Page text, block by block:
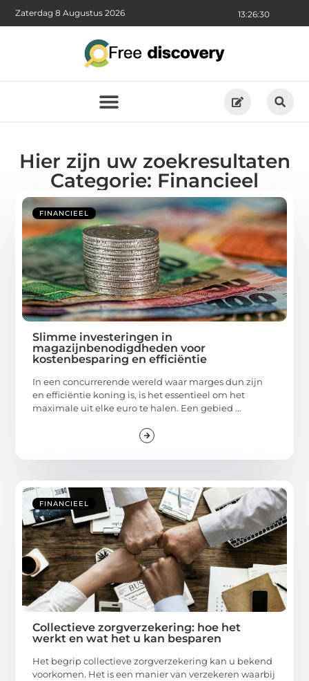
13:26:30
Zaterdag 8 Augustus 2026
Hier zijn uw zoekresultaten
Categorie: Financieel
FINANCIEEL
Slimme investeringen in
magazijnbenodigdheden voor
kostenbesparing en efficiëntie
In een concurrerende wereld waar marges dun zijn
en efficiëntie koning is, is het essentieel om het
maximale uit elke euro te halen. Een gebied ...
FINANCIEEL
Collectieve zorgverzekering: hoe het
werkt en wat het u kan besparen
Het begrip collectieve zorgverzekering kan u bekend
voorkomen. Het is een manier van verzekeren waarbij